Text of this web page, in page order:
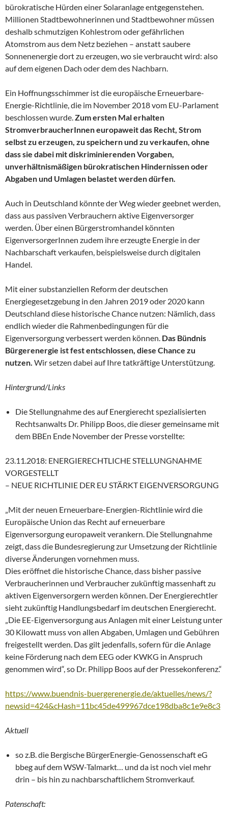
bürokratische Hürden einer Solaranlage entgegenstehen.
Millionen Stadtbewohnerinnen und Stadtbewohner müssen
deshalb schmutzigen Kohlestrom oder gefährlichen
Atomstrom aus dem Netz beziehen – anstatt saubere
Sonnenenergie dort zu erzeugen, wo sie verbraucht wird: also
auf dem eigenen Dach oder dem des Nachbarn.
Ein Hoffnungsschimmer ist die europäische Erneuerbare-
Energie-Richtlinie, die im November 2018 vom EU-Parlament
beschlossen wurde.Zum ersten Mal erhalten
StromverbraucherInnen europaweit das Recht, Strom
selbst zu erzeugen, zu speichern und zu verkaufen, ohne
dass sie dabei mit diskriminierenden Vorgaben,
unverhältnismäßigen bürokratischen Hindernissen oder
Abgaben und Umlagen belastet werden dürfen.
Auch in Deutschland könnte der Weg wieder geebnet werden,
dass aus passiven Verbrauchern aktive Eigenversorger
werden. Über einen Bürgerstromhandel könnten
EigenversorgerInnen zudem ihre erzeugte Energie in der
Nachbarschaft verkaufen, beispielsweise durch digitalen
Handel.
Mit einer substanziellen Reform der deutschen
Energiegesetzgebung in den Jahren 2019 oder 2020 kann
Deutschland diese historische Chance nutzen: Nämlich, dass
endlich wieder die Rahmenbedingungen für die
Eigenversorgung verbessert werden können. Das Bündnis
Bürgerenergie ist fest entschlossen, diese Chance zu
nutzen. Wir setzen dabei auf Ihre tatkräftige Unterstützung.
Hintergrund/Links
Die Stellungnahme des auf Energierecht spezialisierten
Rechtsanwalts Dr. Philipp Boos, die dieser gemeinsame mit
dem BBEn Ende November der Presse vorstellte:
23.11.2018: ENERGIERECHTLICHE STELLUNGNAHME
VORGESTELLT
– NEUE RICHTLINIE DER EU STÄRKT EIGENVERSORGUNG
„Mit der neuen Erneuerbare-Energien-Richtlinie wird die
Europäische Union das Recht auf erneuerbare
Eigenversorgung europaweit verankern. Die Stellungnahme
zeigt, dass die Bundesregierung zur Umsetzung der Richtlinie
diverse Änderungen vornehmen muss.
Dies eröffnet die historische Chance, dass bisher passive
Verbraucherinnen und Verbraucher zukünftig massenhaft zu
aktiven Eigenversorgern werden können. Der Energierechtler
sieht zukünftig Handlungsbedarf im deutschen Energierecht.
„Die EE-Eigenversorgung aus Anlagen mit einer Leistung unter
30 Kilowatt muss von allen Abgaben, Umlagen und Gebühren
freigestellt werden. Das gilt jedenfalls, sofern für die Anlage
keine Förderung nach dem EEG oder KWKG in Anspruch
genommen wird“, so Dr. Philipp Boos auf der Pressekonferenz.“
https://www.buendnis-buergerenergie.de/aktuelles/news/?
newsid=424&cHash=11bc45de499967dce198dba8c1e9e8c3
Aktuell
so z.B. die Bergische BürgerEnergie-Genossenschaft eG
bbeg auf dem WSW-Talmarkt… und da ist noch viel mehr
drin – bis hin zu nachbarschaftlichem Stromverkauf.
Patenschaft: